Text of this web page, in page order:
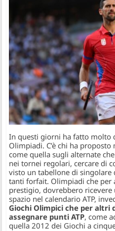
In questi giorni ha fatto molto
Olimpiadi. C’è chi ha
come quella sugli alternate
nei tornei regolari, cercare di
visto un tabellone di
tanti forfait. Olimpiadi che per
prestigio, dovrebbero
spazio nel calendario ATP,
Giochi Olimpici che per altri
assegnare punti ATP, come
quella 2012 dei Giochi a